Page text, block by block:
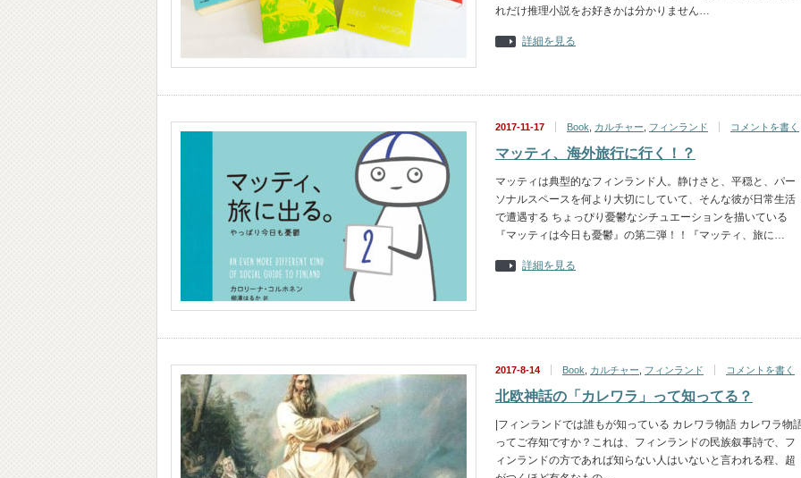
れだけ推理小説をお好きかは分かりません…
詳細を見る
2017-11-17 Book カルチャー フィンランド コメントを書く
マッティ、海外旅行に行く！？
マッティは典型的なフィンランド人。静けさと、平穏と、パー
ソナルスペースを何より大切にしていて、そんな彼が日常生活
で遭遇する ちょっぴり憂鬱なシチュエーションを描いている
『マッティは今日も憂鬱』の第二弾！！『マッティ、旅に…
詳細を見る
2017-8-14 Book カルチャー フィンランド コメントを書く
北欧神話の「カレワラ」って知ってる？
|フィンランドでは誰もが知っている カレワラ物語 カレワラ物
ってご存知ですか？これは、フィンランドの民族叙事詩で、フ
ィンランドの方であれば知らない人はいないと言われる程、超